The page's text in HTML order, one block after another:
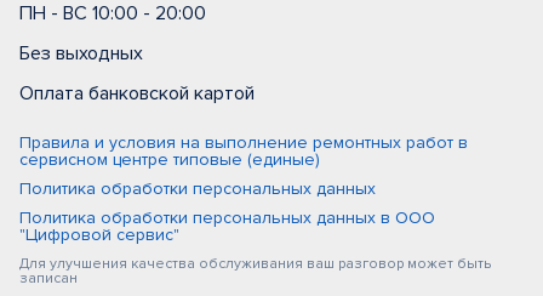
ПН - ВС 10:00 - 20:00
Без выходных
Оплата банковской картой
Правила и условия на выполнение ремонтных работ в
сервисном центре типовые (единые)
Политика обработки персональных данных
Политика обработки персональных данных в ООО
"Цифровой сервис"
Для улучшения качества обслуживания ваш разговор может быть
записан